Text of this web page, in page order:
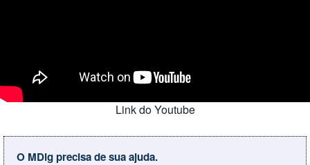
Link do Youtube
O MDig precisa de sua ajuda.